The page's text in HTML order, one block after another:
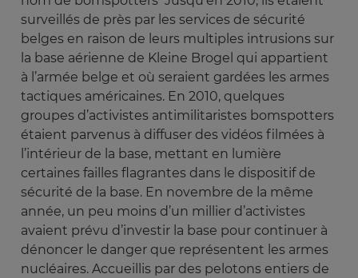
surveillés de près par les services de sécurité
belges en raison de leurs multiples intrusions sur
la base aérienne de Kleine Brogel qui appartient
à l’armée belge et où seraient gardées les armes
tactiques américaines. En 2010, quelques
groupes d’activistes antimilitaristes bomspotters
étaient parvenus à diffuser des vidéos filmées à
l’intérieur de la base, mettant en lumière
certaines failles flagrantes dans le dispositif de
sécurité de la base. En novembre de la même
année, un peu moins d’un millier d’activistes
avaient prévu d’investir la base pour continuer à
dénoncer le danger que représentent les armes
nucléaires. Accueillis par des pelotons entiers de